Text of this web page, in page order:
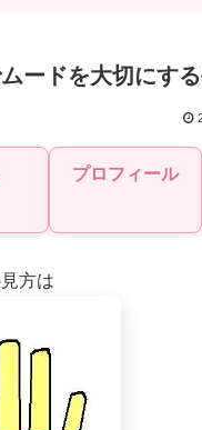
ードを大切にす
プロフィール
方は